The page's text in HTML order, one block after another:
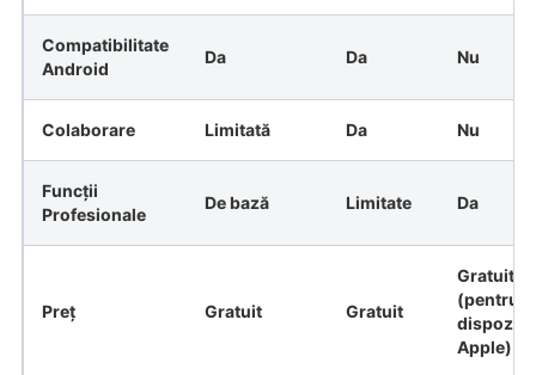
Compatibilitate
Android
Da Da Nu
Colaborare Limitată Da Nu
Funcții
Profesionale
De bază Limitate Da
Preț Gratuit Gratuit
Gratuit
(pentru
Apple)